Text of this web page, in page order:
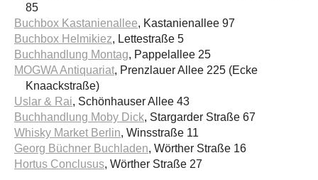
85
Buchbox Kastanienallee, Kastanienallee 97
Buchbox Helmikiez, Lettestraße 5
Buchhandlung Montag, Pappelallee 25
MOGWA Antiquariat, Prenzlauer Allee 225 (Ecke
Knaackstraße)
Uslar & Rai, Schönhauser Allee 43
Buchhandlung Moby Dick, Stargarder Straße 67
Whisky Market Berlin, Winsstraße 11
Georg Büchner Buchladen, Wörther Straße 16
Hortus Conclusus, Wörther Straße 27